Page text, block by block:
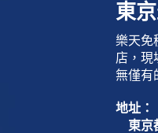
東
樂天免
店，現
無僅有
地址：
東京